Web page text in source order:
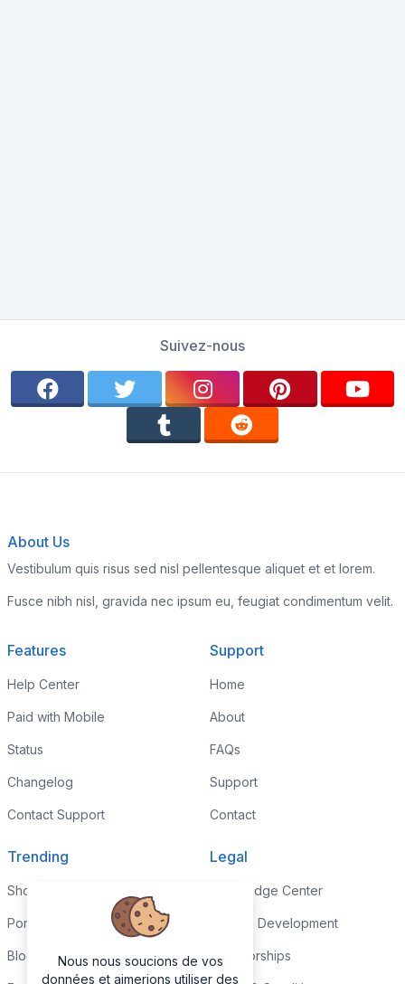
Suivez-nous
About Us
Vestibulum quis risus sed nisl pellentesque aliquet et et lorem.
Fusce nibh nisl, gravida nec ipsum eu, feugiat condimentum velit.
Features
Help Center
Paid with Mobile
Status
Changelog
Contact Support
Support
Home
About
FAQs
Support
Contact
Trending
Shop
Portfolio
Blog
Legal
Knowledge Center
Custom Development
Sponsorships
Nous nous soucions de vos
données et aimerions utiliser des